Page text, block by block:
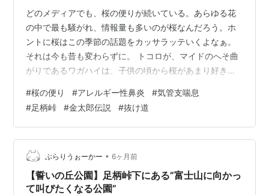
どのメディアでも、桜の便りが続いている。あらゆる花
の中で最も騒がれ、情報量も多いのが桜なんだろう。ホ
ントに桜はこの季節の話題をカッサラッテいくよなぁ。
それは今も昔も変わらずに。 トコロが、マイドのへそ曲
がりであるワガハイは、子供の頃から桜があまり好きで
ても圧倒的少数派に属するのだろうと思っている。で、
その理由は幼少期からのアレルギーに繋がってしまう。
ナニにつけてもアレルギーが酷かったし、現在進行形で
もあるので、我が人生はアレルギーと共にあり、価値観
もアレルギーに支配されてしまっているトコロがある。
つまり桜＝アレルギー性鼻炎（重症）という結びつ…
#桜の便り #アレルギー性鼻炎 #気管支喘息
#足柄峠 #金太郎伝説 #抜け道
ぶらりうぉーかー • 6ヶ月前
【誓いの丘公園】足柄峠下にある”富士山に向かっ
て叫びたくなる公園”